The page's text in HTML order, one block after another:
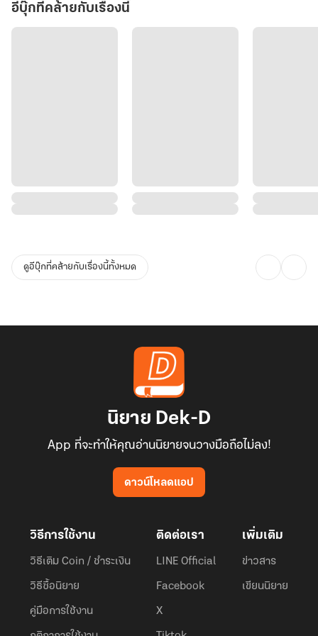
อีบุ๊กที่คล้ายกับเรื่องนี้
ดูอีบุ๊กที่คล้ายกับเรื่องนี้ทั้งหมด
นิยาย Dek-D
App ที่จะทำให้คุณอ่านนิยายจนวางมือถือไม่ลง!
ดาวน์โหลดแอป
วิธีการใช้งาน
วิธีเติม Coin / ชำระเงิน
วิธีซื้อนิยาย
คู่มือการใช้งาน
ติดต่อเรา
LINE Official
Facebook
X
เพิ่มเติม
ข่าวสาร
เขียนนิยาย